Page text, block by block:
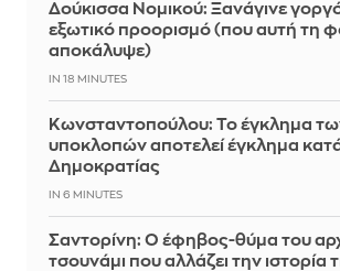
Δούκισσα Νομικού: Ξανάγινε
εξωτικό προορισμό (που αυτή τη
αποκάλυψε)
IN 18 MINUTES
Κωνσταντοπούλου: Το έγκλημα
υποκλοπών αποτελεί έγκλημα
Δημοκρατίας
IN 6 MINUTES
Σαντορίνη: Ο έφηβος-θύμα του
τσουνάμι που αλλάζει την ιστορία